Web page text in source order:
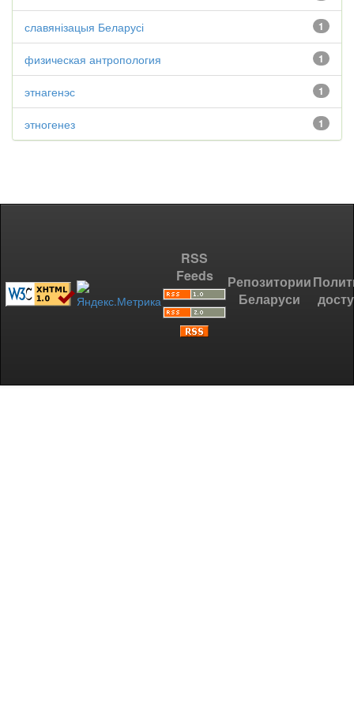
1
славянізацыя Беларусі
1
физическая антропология
1
этнагенэс
1
этногенез
RSS
Feeds
Репозитории
Беларуси